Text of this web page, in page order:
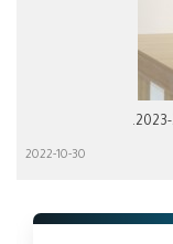
2022-10-30